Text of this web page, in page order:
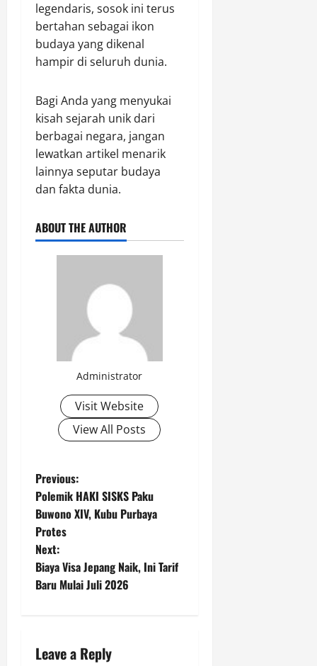
legendaris, sosok ini terus
bertahan sebagai ikon
budaya yang dikenal
hampir di seluruh dunia.
Bagi Anda yang menyukai
kisah sejarah unik dari
berbagai negara, jangan
lewatkan artikel menarik
lainnya seputar budaya
dan fakta dunia.
ABOUT THE AUTHOR
Administrator
Visit Website
View All Posts
P
o
s
t
Previous:
Polemik HAKI SISKS Paku
Buwono XIV, Kubu Purbaya
Protes
Next:
Biaya Visa Jepang Naik, Ini Tarif
Baru Mulai Juli 2026
Leave a Reply